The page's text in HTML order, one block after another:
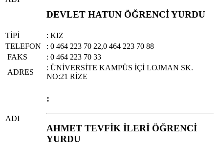
DEVLET HATUN ÖĞRENCİ YURDU
TİPİ
: KIZ
TELEFON
: 0 464 223 70 22,0 464 223 70 88
FAKS
: 0 464 223 70 33
ADRES
: ÜNİVERSİTE KAMPÜS İÇİ LOJMAN SK.
NO:21 RİZE
ADI
:
AHMET TEVFİK İLERİ ÖĞRENCİ
YURDU